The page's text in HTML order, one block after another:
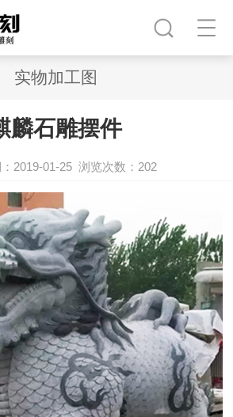
实物加工图
麟石雕摆件
2019-01-25 浏览次数： 202